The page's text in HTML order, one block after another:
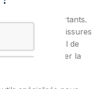
des dégâts importants.
aux moisissures
Il est crucial de
pour réparer la